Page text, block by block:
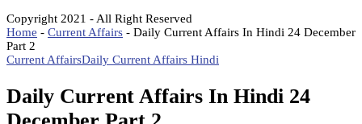
Copyright 2021 - All Right Reserved
Home - Current Affairs - Daily Current Affairs In Hindi 24 December
Part 2
Current AffairsDaily Current Affairs Hindi
Daily Current Affairs In Hindi 24